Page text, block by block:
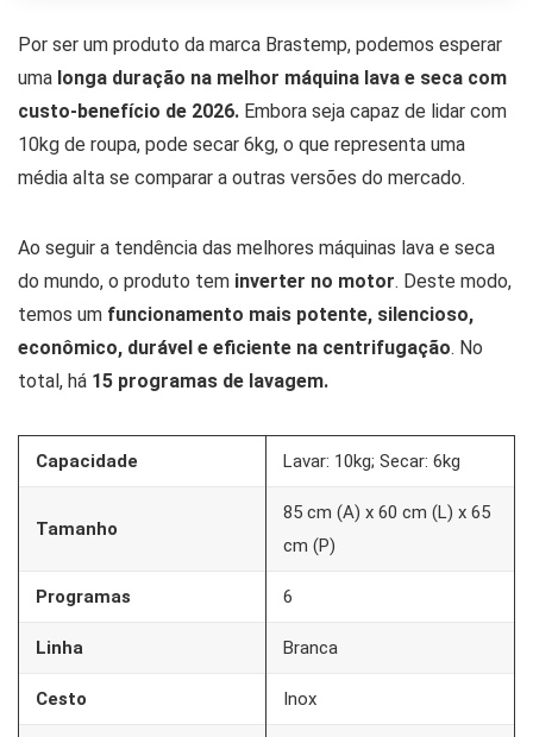
Por ser um produto da marca Brastemp, podemos esperar
uma longa duração na melhor máquina lava e seca com
custo-benefício de 2026. Embora seja capaz de lidar com
10kg de roupa, pode secar 6kg, o que representa uma
média alta se comparar a outras versões do mercado.
Ao seguir a tendência das melhores máquinas lava e seca
do mundo, o produto tem inverter no motor. Deste modo,
temos um funcionamento mais potente, silencioso,
econômico, durável e eficiente na centrifugação. No
total, há 15 programas de lavagem.
Capacidade Lavar: 10kg; Secar: 6kg
Tamanho
85 cm (A) x 60 cm (L) x 65
cm (P)
Programas 6
Linha Branca
Cesto Inox